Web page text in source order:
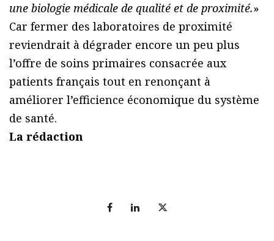
une biologie médicale de qualité et de proximité.»
Car fermer des laboratoires de proximité
reviendrait à dégrader encore un peu plus
l’offre de soins primaires consacrée aux
patients français tout en renonçant à
améliorer l’efficience économique du système
de santé.
La rédaction